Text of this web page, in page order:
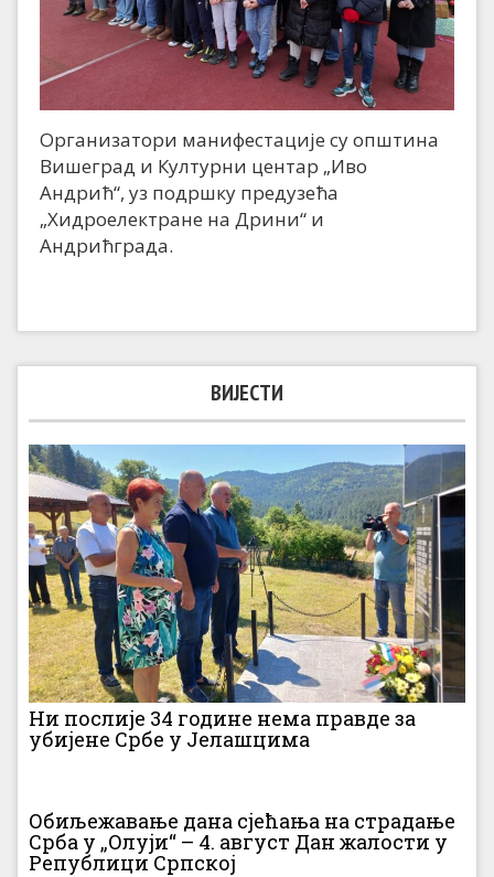
Организатори манифестације су општина
Вишеград и Културни центар „Иво
Андрић“, уз подршку предузећа
„Хидроелектране на Дрини“ и
Андрићграда.
ВИЈЕСТИ
Ни послије 34 године нема правде за
убијене Србе у Јелашцима
Обиљежавање дана сјећања на страдање
Срба у „Олуји“ – 4. август Дан жалости у
Републици Српској